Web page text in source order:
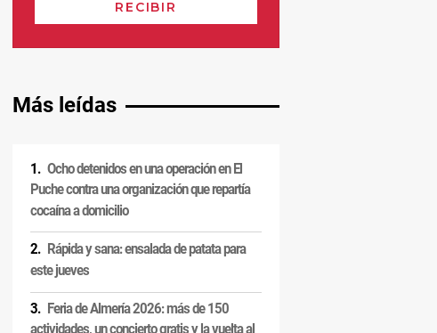
Más leídas
Ocho detenidos en una operación en El
Puche contra una organización que repartía
cocaína a domicilio
Rápida y sana: ensalada de patata para
este jueves
Feria de Almería 2026: más de 150
actividades, un concierto gratis y la vuelta al